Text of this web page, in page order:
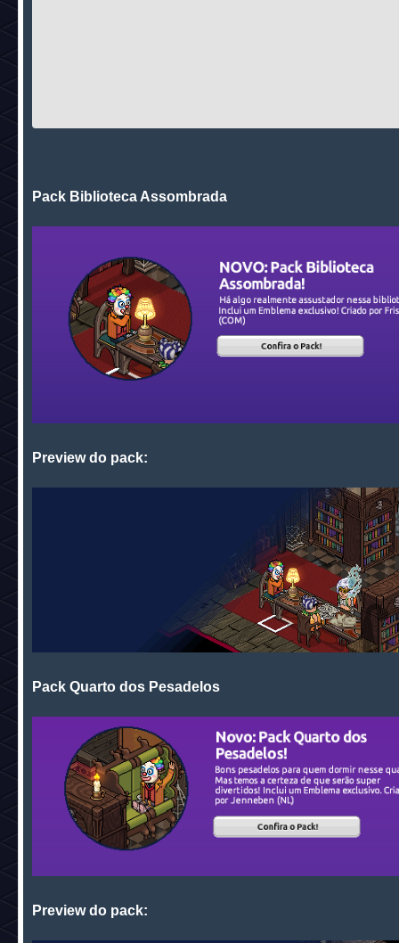
Pack Biblioteca Assombrada
Preview do pack:
Pack Quarto dos Pesadelos
Preview do pack: